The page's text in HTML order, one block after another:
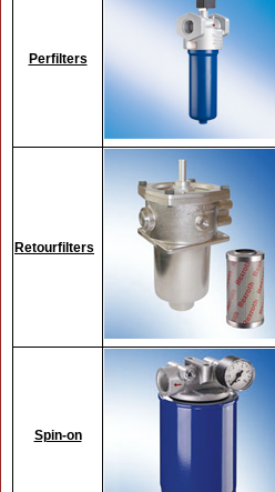
e
Perfilters
Retourfilters
Spin-on